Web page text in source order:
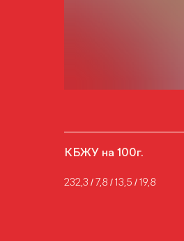
КБЖУ на 100г.
232,3 / 7,8 / 13,5 / 19,8